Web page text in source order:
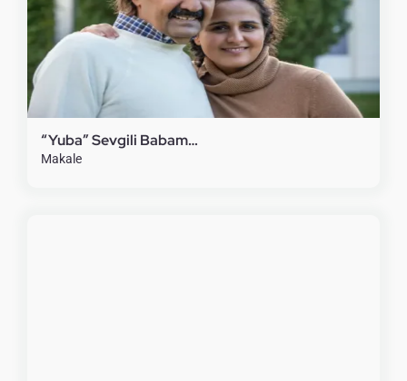
“Yuba” Sevgili Babam…
Makale